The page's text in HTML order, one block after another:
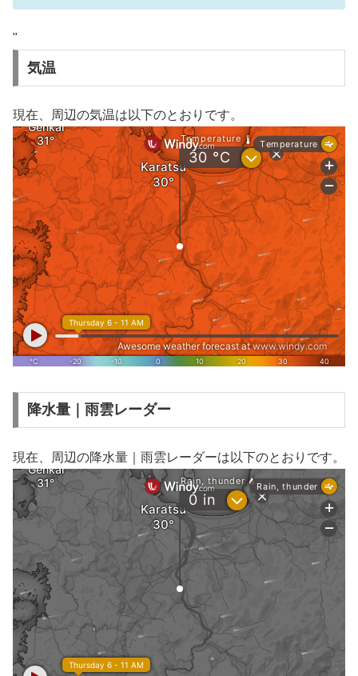
"
気温
現在、周辺の気温は以下のとおりです。
降水量｜雨雲レーダー
現在、周辺の降水量｜雨雲レーダーは以下のとおりです。